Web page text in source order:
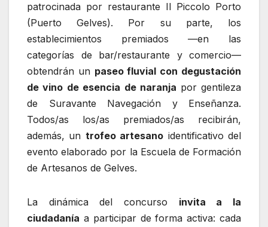
patrocinada por restaurante Il Piccolo Porto
(Puerto Gelves). Por su parte, los
establecimientos premiados —en las
categorías de bar/restaurante y comercio—
obtendrán un paseo fluvial con degustación
de vino de esencia de naranja por gentileza
de Suravante Navegación y Enseñanza.
Todos/as los/as premiados/as recibirán,
además, un trofeo artesano identificativo del
evento elaborado por la Escuela de Formación
de Artesanos de Gelves.
La dinámica del concurso invita a la
ciudadanía a participar de forma activa: cada